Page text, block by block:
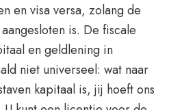
en visa versa, zolang de
is. De fiscale
en geldlening in
niet universeel: wat naar
kapitaal is, jij hoeft ons